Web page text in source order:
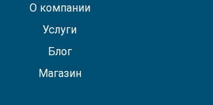
О компании
Услуги
Блог
Магазин